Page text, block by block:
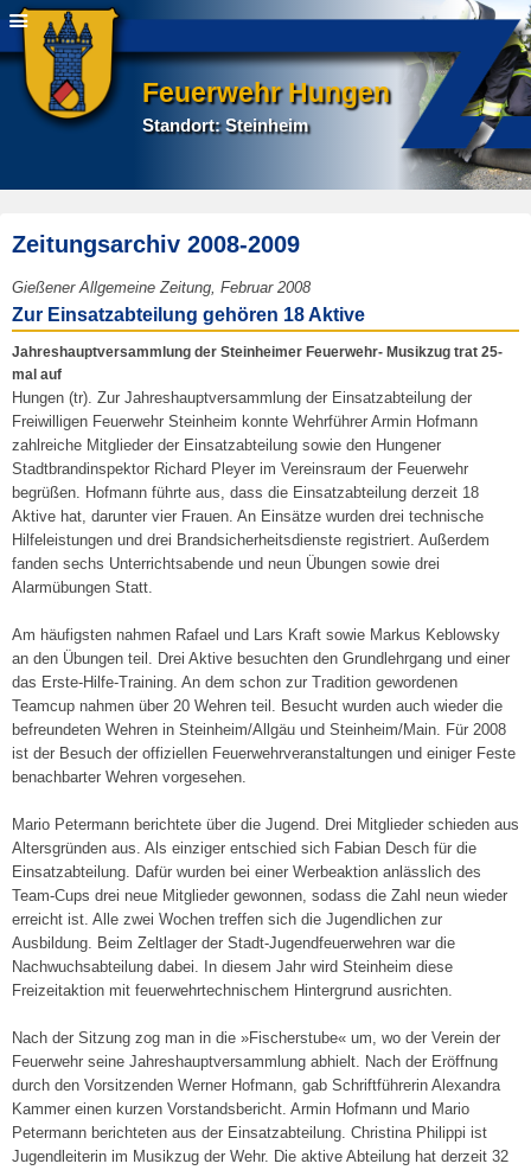
Feuerwehr Hungen
Standort: Steinheim
Zeitungsarchiv 2008-2009
E
r
s
t
e
l
t
a
m
6
.
J
n
u
r
2
0
8
Gießener Allgemeine Zeitung, Februar 2008
Zur Einsatzabteilung gehören 18 Aktive
Jahreshauptversammlung der Steinheimer Feuerwehr- Musikzug trat 25-
mal auf
Hungen (tr). Zur Jahreshauptversammlung der Einsatzabteilung der
Freiwilligen Feuerwehr Steinheim konnte Wehrführer Armin Hofmann
zahlreiche Mitglieder der Einsatzabteilung sowie den Hungener
Stadtbrandinspektor Richard Pleyer im Vereinsraum der Feuerwehr
begrüßen. Hofmann führte aus, dass die Einsatzabteilung derzeit 18
Aktive hat, darunter vier Frauen. An Einsät­ze wurden drei technische
Hilfeleistungen und drei Brandsicherheitsdienste registriert. Außerdem
fanden sechs Unterrichtsabende und neun Übungen sowie drei
Alarmübungen Statt.
Am häufigsten nahmen Rafael und Lars Kraft sowie Markus Keblowsky
an den Übungen teil. Drei Aktive besuchten den Grundlehrgang und einer
das Erste-Hilfe-Training. An dem schon zur Tradition gewordenen
Teamcup nahmen über 20 Wehren teil. Besucht wurden auch wieder die
befreundeten Wehren in Steinheim/Allgäu und Steinheim/Main. Für 2008
ist der Besuch der of­fiziellen Feuerwehrveranstaltungen und einiger Feste
benachbarter Wehren vorgesehen.
Mario Petermann berichtete über die Jugend. Drei Mitglieder schieden aus
Altersgründen aus. Als einziger entschied sich Fabian Desch für die
Einsatzabteilung. Dafür wurden bei einer Wer­beaktion anlässlich des
Team-Cups drei neue Mitglieder gewonnen, sodass die Zahl neun wie­der
erreicht ist. Alle zwei Wochen treffen sich die Jugendlichen zur
Ausbildung. Beim Zeltlager der Stadt-Jugendfeuerwehren war die
Nach­wuchsabteilung dabei. In diesem Jahr wird Steinheim diese
Freizeitaktion mit feuerwehr­technischem Hintergrund ausrichten.
Nach der Sitzung zog man in die »Fischerstu­be« um, wo der Verein der
Feuerwehr seine Jah­reshauptversammlung abhielt. Nach der Eröff­nung
durch den Vorsitzenden Werner Hofmann, gab Schriftführerin Alexandra
Kammer einen kurzen Vorstandsbericht. Armin Hofmann und Mario
Petermann berichteten aus der Einsatzab­teilung. Christina Philippi ist
Jugendleiterin im Musikzug der Wehr. Die aktive Abteilung hat derzeit 32